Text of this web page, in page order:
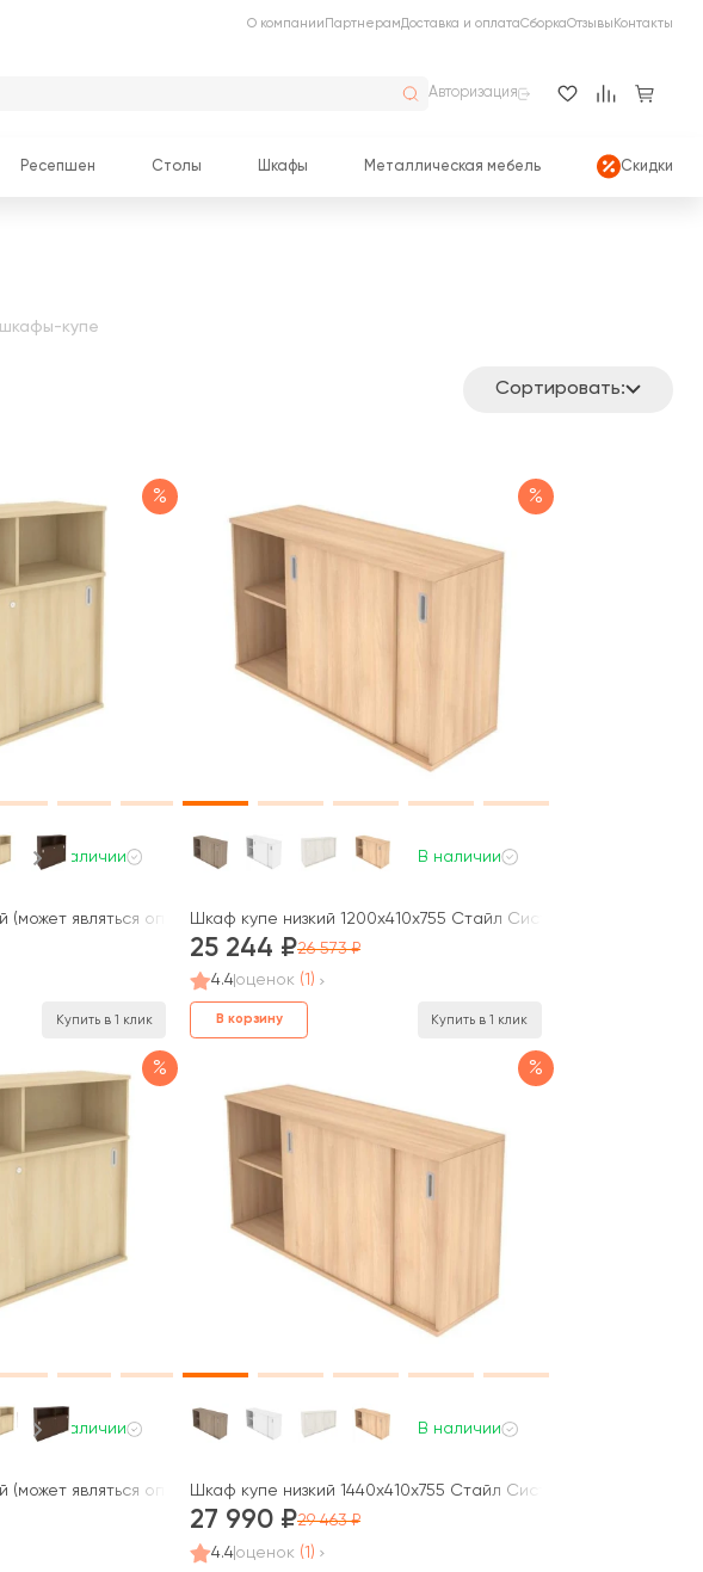
О компании ПартнерамДоставка и оплатаСборкаОтзывы Контакты
Авторизация
Ресепшен Столы Шкафы Металлическая мебель Скидки
купе
Сортировать:
Метал Систем / Metal System
%
В наличии
являться опорным элементом) 112x41x109,8 Метал Систем / Metal System
Купить в 1 клик
%
В наличии
Шкаф купе низкий 1200x410x755 Стайл Систем / Style System
25 244
26 573
4.4оценок (1)
В корзину Купить в 1 клик
%
В наличии
являться опорным элементом) 147,5x41x109,8 Метал Систем / Metal System
%
В наличии
Шкаф купе низкий 1440x410x755 Стайл Систем / Style System
27 990
29 463
4.4оценок (1)